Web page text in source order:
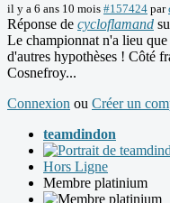
il y a 6 ans 10 mois #157424 par
Réponse de cycloflamand
Le championnat n'a lieu que
d'autres hypothèses ! Côté
Cosnefroy...
Connexion ou Créer un
teamdindon
Hors Ligne
Membre platinium